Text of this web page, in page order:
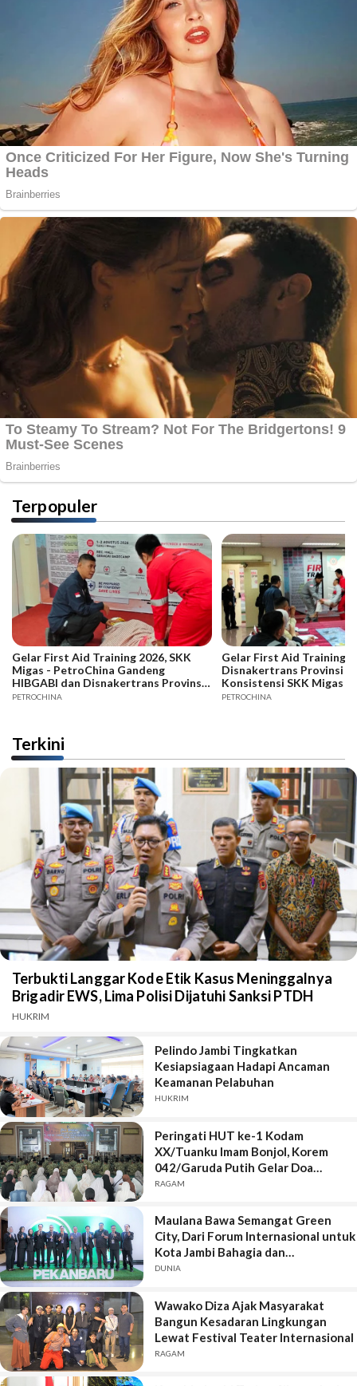
Terpopuler
Gelar First Aid Training 2026, SKK
Migas - PetroChina Gandeng
HIBGABI dan Disnakertrans Provinsi
Jambi
PETROCHINA
Gelar First Aid Training
Disnakertrans Provinsi
Konsistensi SKK Migas -
PETROCHINA
Terkini
Terbukti Langgar Kode Etik Kasus Meninggalnya
Brigadir EWS, Lima Polisi Dijatuhi Sanksi PTDH
HUKRIM
Pelindo Jambi Tingkatkan
Kesiapsiagaan Hadapi Ancaman
Keamanan Pelabuhan
HUKRIM
Peringati HUT ke-1 Kodam
XX/Tuanku Imam Bonjol, Korem
042/Garuda Putih Gelar Doa
Bersama
RAGAM
Maulana Bawa Semangat Green
City, Dari Forum Internasional untuk
Kota Jambi Bahagia dan
Berkelanjutan
DUNIA
Wawako Diza Ajak Masyarakat
Bangun Kesadaran Lingkungan
Lewat Festival Teater Internasional
RAGAM